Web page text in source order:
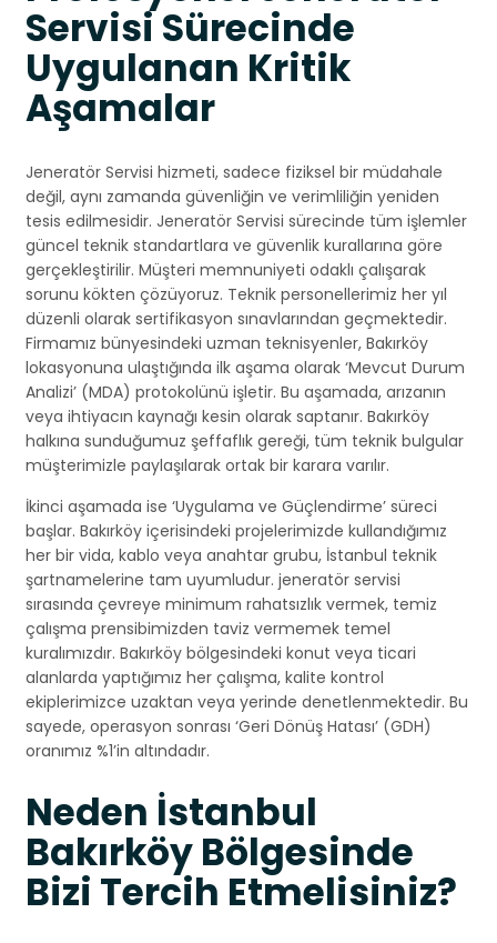
Servisi Sürecinde
Uygulanan Kritik
Aşamalar
Jeneratör Servisi hizmeti, sadece fiziksel bir müdahale
değil, aynı zamanda güvenliğin ve verimliliğin yeniden
tesis edilmesidir. Jeneratör Servisi sürecinde tüm işlemler
güncel teknik standartlara ve güvenlik kurallarına göre
gerçekleştirilir. Müşteri memnuniyeti odaklı çalışarak
sorunu kökten çözüyoruz. Teknik personellerimiz her yıl
düzenli olarak sertifikasyon sınavlarından geçmektedir.
Firmamız bünyesindeki uzman teknisyenler, Bakırköy
lokasyonuna ulaştığında ilk aşama olarak ‘Mevcut Durum
Analizi’ (MDA) protokolünü işletir. Bu aşamada, arızanın
veya ihtiyacın kaynağı kesin olarak saptanır. Bakırköy
halkına sunduğumuz şeffaflık gereği, tüm teknik bulgular
müşterimizle paylaşılarak ortak bir karara varılır.
İkinci aşamada ise ‘Uygulama ve Güçlendirme’ süreci
başlar. Bakırköy içerisindeki projelerimizde kullandığımız
her bir vida, kablo veya anahtar grubu, İstanbul teknik
şartnamelerine tam uyumludur. jeneratör servisi
sırasında çevreye minimum rahatsızlık vermek, temiz
çalışma prensibimizden taviz vermemek temel
kuralımızdır. Bakırköy bölgesindeki konut veya ticari
alanlarda yaptığımız her çalışma, kalite kontrol
ekiplerimizce uzaktan veya yerinde denetlenmektedir. Bu
sayede, operasyon sonrası ‘Geri Dönüş Hatası’ (GDH)
oranımız %1’in altındadır.
Neden İstanbul
Bakırköy Bölgesinde
Bizi Tercih Etmelisiniz?